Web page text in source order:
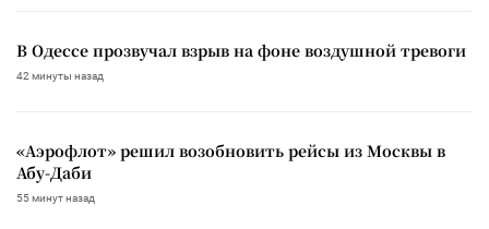
В Одессе прозвучал взрыв на фоне воздушной тревоги
42 минуты назад
«Аэрофлот» решил возобновить рейсы из Москвы в
Абу-Даби
55 минут назад